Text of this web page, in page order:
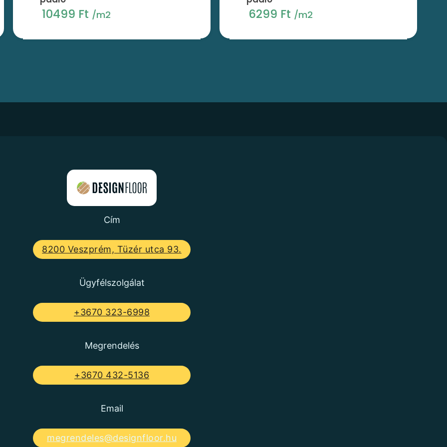
10499 Ft /m2 6299 Ft /m2
Cím
8200 Veszprém, Tüzér utca 93.
Ügyfélszolgálat
+3670 323-6998
Megrendelés
+3670 432-5136
Email
megrendeles@designfloor.hu